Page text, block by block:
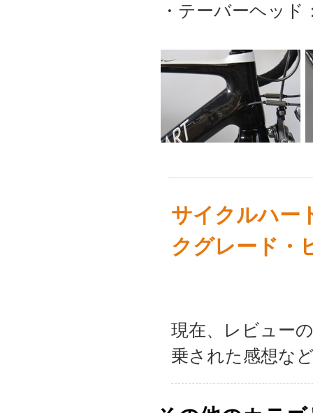
・テーバーヘッ
サイクルハ
クグレード・
現在、レビュー
乗された感想な